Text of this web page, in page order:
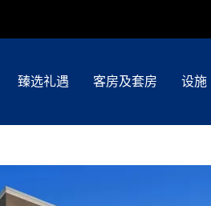
臻选礼遇 客房及套房 设施